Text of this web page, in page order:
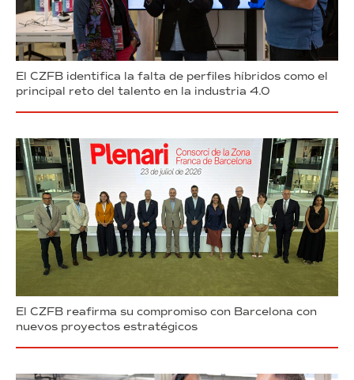
El CZFB identifica la falta de perfiles híbridos como el
principal reto del talento en la industria 4.0
El CZFB reafirma su compromiso con Barcelona con
nuevos proyectos estratégicos